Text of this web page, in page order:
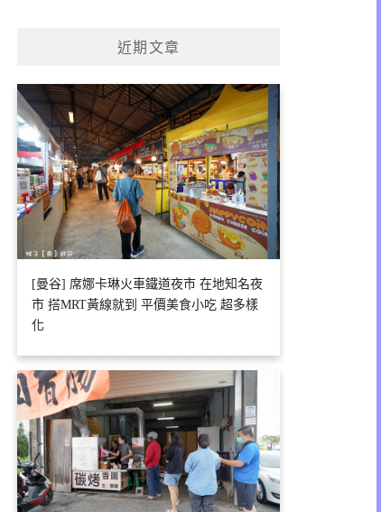
近期文章
[曼谷] 席娜卡琳火車鐵道夜市 在地知名夜
市 搭MRT黃線就到 平價美食小吃 超多樣
化